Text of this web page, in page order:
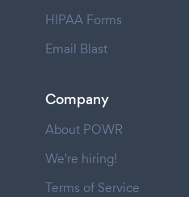
HIPAA Forms
Email Blast
Company
About POWR
We're hiring!
Terms of Service